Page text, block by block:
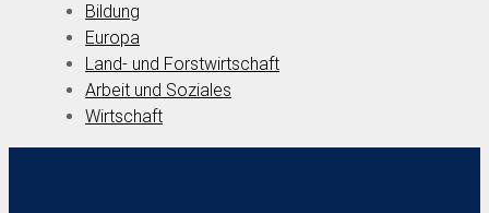
Bildung
Europa
Land- und Forstwirtschaft
Arbeit und Soziales
Wirtschaft